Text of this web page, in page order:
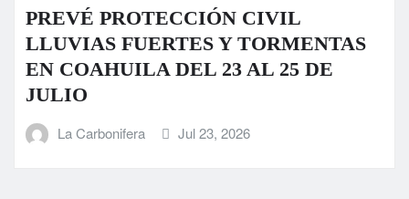
PREVÉ PROTECCIÓN CIVIL
LLUVIAS FUERTES Y TORMENTAS
EN COAHUILA DEL 23 AL 25 DE
JULIO
La Carbonifera Jul 23, 2026